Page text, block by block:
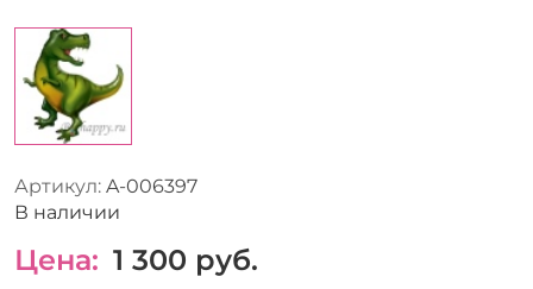
Артикул: A-006397
В наличии
Цена: 1 300 руб.